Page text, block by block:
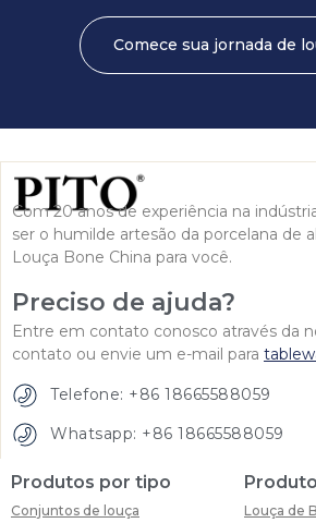
Comece sua jornada de
Com 20 anos de experiência na
ser o humilde artesão da porcelana de
Louça Bone China para você.
Preciso de ajuda?
Entre em contato conosco através da
contato ou envie um e-mail para
Telefone: +86 18665588059
Whatsapp: +86 18665588059
Produtos por tipo
Conjuntos de louça
Louça de